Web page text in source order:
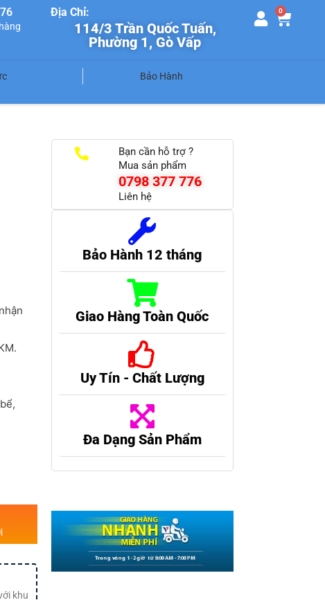
Địa Chỉ:
114/3 Trần Quốc Tuấn,
Phường 1, Gò Vấp
0
Bảo Hành
khu
Bạn cần hỗ trợ ?
Mua sản phẩm
0798 377 776
Liên hệ
Bảo Hành 12 tháng
Giao Hàng Toàn Quốc
Uy Tín - Chất Lượng
Đa Dạng Sản Phẩm